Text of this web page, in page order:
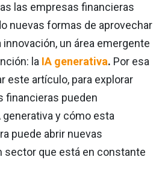
las empresas financieras
nuevas formas de aprovechar
innovación, un área emergente
la IA generativa. Por esa
este artículo, para explorar
financieras pueden
generativa y cómo esta
puede abrir nuevas
sector que está en constante